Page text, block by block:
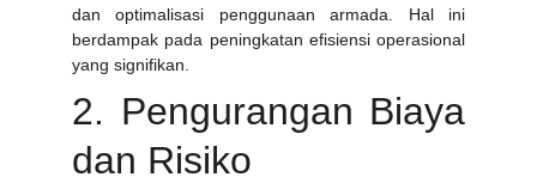
dan optimalisasi penggunaan armada. Hal ini
berdampak pada peningkatan efisiensi operasional
yang signifikan.
2. Pengurangan Biaya
dan Risiko